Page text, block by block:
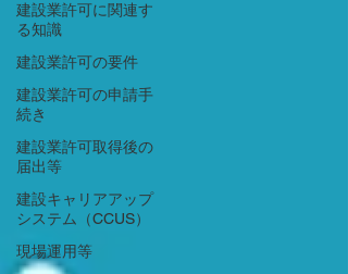
建設業許可に関連す
る知識
建設業許可の要件
建設業許可の申請手
続き
建設業許可取得後の
届出等
建設キャリアアップ
システム（CCUS）
現場運用等